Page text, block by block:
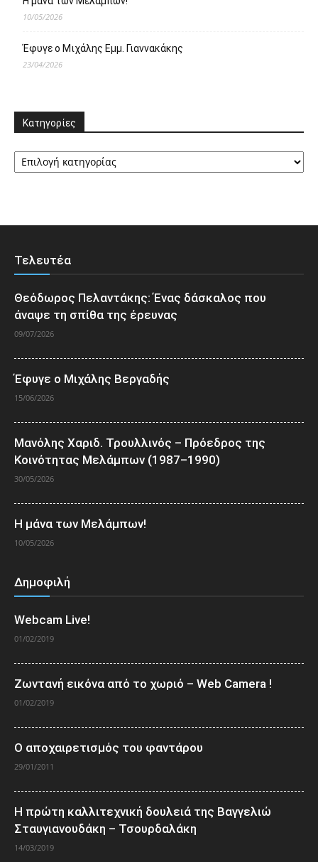
10/05/2026
Έφυγε ο Μιχάλης Εμμ. Γιαννακάκης
23/04/2026
Κατηγορίες
Κατηγορίες
Τελευτέα
Θεόδωρος Πελαντάκης: Ένας δάσκαλος που
άναψε τη σπίθα της έρευνας
09/07/2026
Έφυγε ο Μιχάλης Βεργαδής
15/06/2026
Μανόλης Χαριδ. Τρουλλινός – Πρόεδρος της
Κοινότητας Μελάμπων (1987–1990)
30/05/2026
Η μάνα των Μελάμπων!
10/05/2026
Δημοφιλή
Webcam Live!
01/02/2019
Ζωντανή εικόνα από το χωριό – Web Camera !
01/02/2019
Ο αποχαιρετισμός του φαντάρου
29/01/2011
Η πρώτη καλλιτεχνική δουλειά της Βαγγελιώ
Σταυγιανουδάκη – Τσουρδαλάκη
14/03/2019